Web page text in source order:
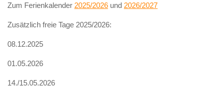
Zum Ferienkalender 2025/2026 und 2026/2027
Zusätzlich freie Tage 2025/2026:
08.12.2025
01.05.2026
14./15.05.2026